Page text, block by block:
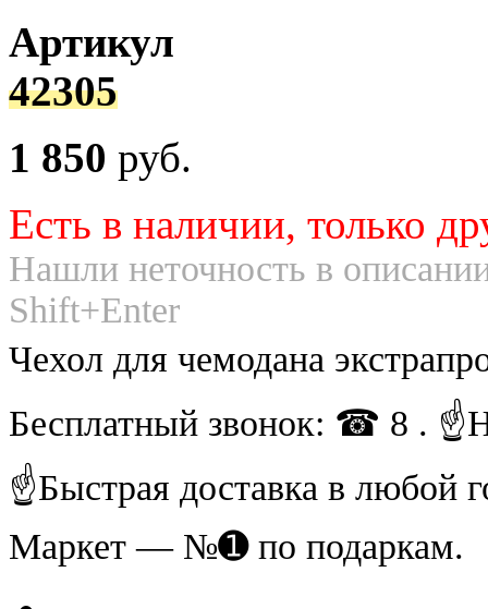
Артикул
42305
1 850 руб.
Есть в наличии, только
Нашли неточность в
Shift+Enter
Чехол для чемодана
Бесплатный звонок: ☎ 8 .
☝Быстрая доставка в любой
Маркет — №➊ по подаркам.